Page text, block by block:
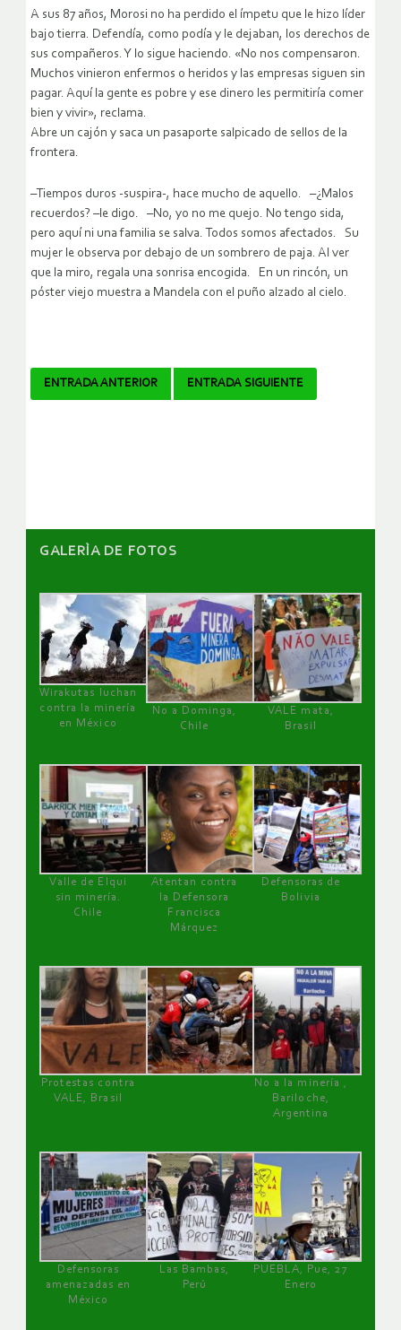
A sus 87 años, Morosi no ha perdido el ímpetu que le hizo líder
bajo tierra. Defendía, como podía y le dejaban, los derechos de
sus compañeros. Y lo sigue haciendo. «No nos compensaron.
Muchos vinieron enfermos o heridos y las empresas siguen sin
pagar. Aquí la gente es pobre y ese dinero les permitiría comer
bien y vivir», reclama.
Abre un cajón y saca un pasaporte salpicado de sellos de la
frontera.
–Tiempos duros -suspira-, hace mucho de aquello. –¿Malos
recuerdos? –le digo. –No, yo no me quejo. No tengo sida,
pero aquí ni una familia se salva. Todos somos afectados. Su
mujer le observa por debajo de un sombrero de paja. Al ver
que la miro, regala una sonrisa encogida. En un rincón, un
póster viejo muestra a Mandela con el puño alzado al cielo.
Navegador
ENTRADA ANTERIOR ENTRADA SIGUIENTE
GALERÌA DE FOTOS
Wirakutas luchan
contra la minería
en México
No a Dominga,
Chile
VALE mata,
Brasil
Valle de Elqui
sin minería.
Chile
Atentan contra
la Defensora
Francisca
Márquez
Defensoras de
Bolivia
Protestas contra
VALE, Brasil
No a la minería ,
Bariloche,
Argentina
Defensoras
amenazadas en
México
Las Bambas,
Perú
PUEBLA, Pue, 27
Enero